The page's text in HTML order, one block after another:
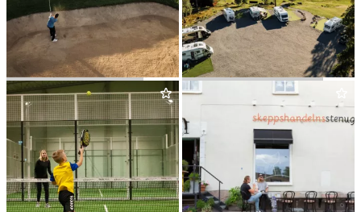
ARBO­GA GOLFKLUBB KÖPINGS GOLFK­LUBB